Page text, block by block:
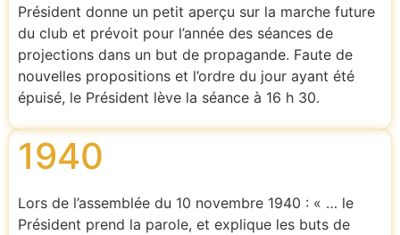
Président donne un petit aperçu sur la marche future
du club et prévoit pour l’année des séances de
projections dans un but de propagande. Faute de
nouvelles propositions et l’ordre du jour ayant été
épuisé, le Président lève la séance à 16 h 30.
1940
Lors de l’assemblée du 10 novembre 1940 : « … le
Président prend la parole, et explique les buts de